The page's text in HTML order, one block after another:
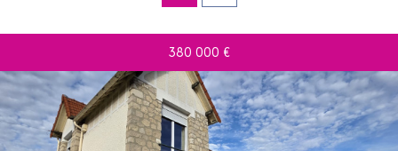
RECHERCHER
380 000 €